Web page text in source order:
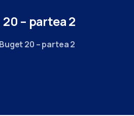
20 – partea2
Buget 20 – partea 2